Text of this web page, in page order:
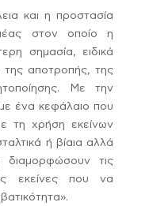
και η προστασία
στον οποίο η
σημασία, ειδικά
της αποτροπής, της
Με την
ένα κεφάλαιο που
τη χρήση εκείνων
ή βίαια αλλά
τις
εκείνες που να